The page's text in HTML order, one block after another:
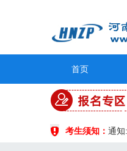
首页
考生须知： 通知